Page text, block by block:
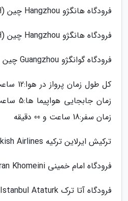
فرودگاه هانگژو Hangzhou چین (HGH)
فرودگاه هانگژو Hangzhou چین (HGH)
فرودگاه گوانگژو Guangzhou چین (CAN)
زمان سفر:18 ساعت و 00 دقیقه
ترکیش ایرلاین ترکیه Turkish Airlines:
فرودگاه امام خمینی Tehran Khomeini تهران ایران (IKA)
فرودگاه آتا ترک Istanbul Ataturk استانبول ترکیه (IST)